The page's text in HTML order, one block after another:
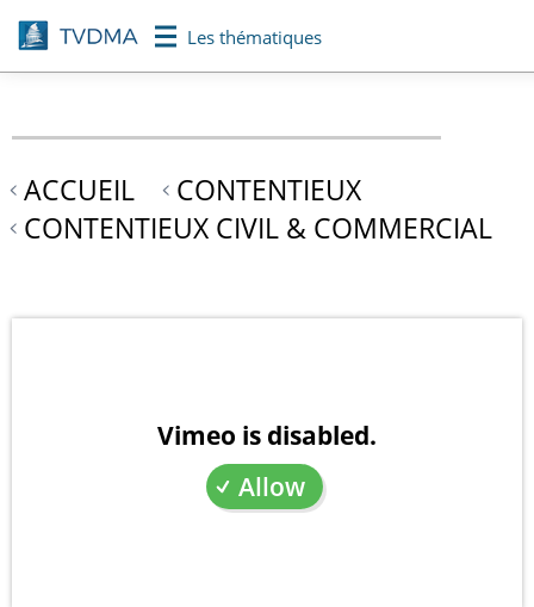
Aller
au
contenu
Les thématiques
ACCUEIL
CONTENTIEUX
CONTENTIEUX CIVIL & COMMERCIAL
Vimeo is disabled.
Allow